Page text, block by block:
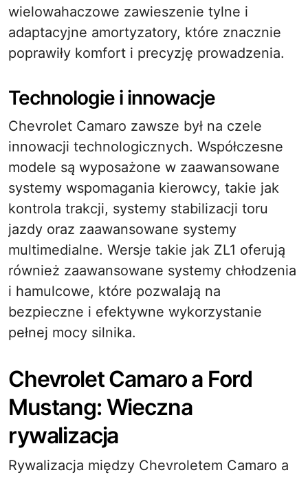
wielowahaczowe zawieszenie tylne i
adaptacyjne amortyzatory, które znacznie
poprawiły komfort i precyzję prowadzenia.
Technologie i innowacje
Chevrolet Camaro zawsze był na czele
innowacji technologicznych. Współczesne
modele są wyposażone w zaawansowane
systemy wspomagania kierowcy, takie jak
kontrola trakcji, systemy stabilizacji toru
jazdy oraz zaawansowane systemy
multimedialne. Wersje takie jak ZL1 oferują
również zaawansowane systemy chłodzenia
i hamulcowe, które pozwalają na
bezpieczne i efektywne wykorzystanie
pełnej mocy silnika.
Chevrolet Camaro a Ford
Mustang: Wieczna
rywalizacja
Rywalizacja między Chevroletem Camaro a